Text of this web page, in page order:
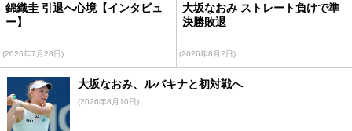
錦織圭 引退へ心境【インタビュ
ー】
(2026年7月28日)
大坂なおみ ストレート負けで準
決勝敗退
(2026年8月2日)
大坂なおみ、ルバキナと初対戦へ
(2026年8月10日)